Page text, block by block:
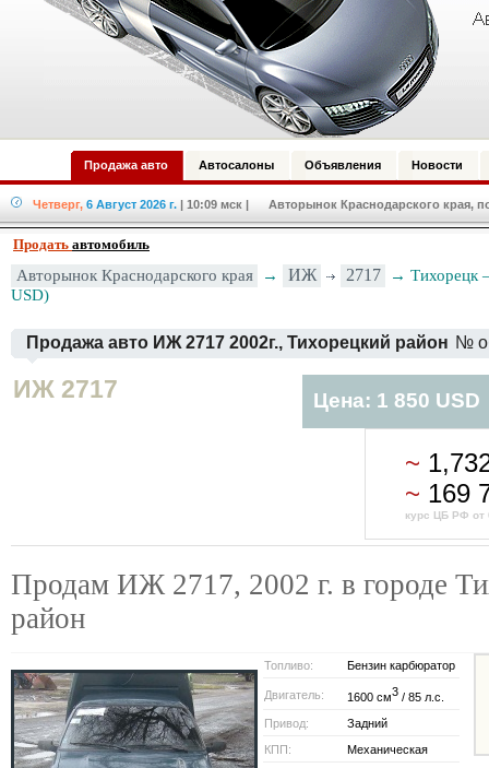
Продажа авто Автосалоны Объявления Новости
Четверг, 6 Август 2026 г. | 10:09 мск | Авторынок Краснодарского края,
Продать автомобиль
Авторынок Краснодарского края → ИЖ 2717
→ Тихорецк
USD)
Продажа авто ИЖ 2717 2002г., Тихорецкий район №
ИЖ 2717 Цена: 1 850 USD
~
~ 169
курс ЦБ РФ от
Продам ИЖ 2717, 2002 г. в городе
район
Топливо: Бензин карбюратор
Двигатель: 1600 см3 / 85 л.с.
Привод:
Задний
КПП:
Механическая